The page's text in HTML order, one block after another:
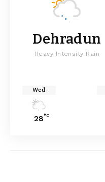
Dehradun
Heavy Intensity Rain
Wed
28°C